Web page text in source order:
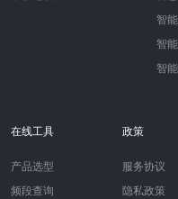
智
智
智
在线工具
产品选型
频段查询
政策
服务协议
隐私政策